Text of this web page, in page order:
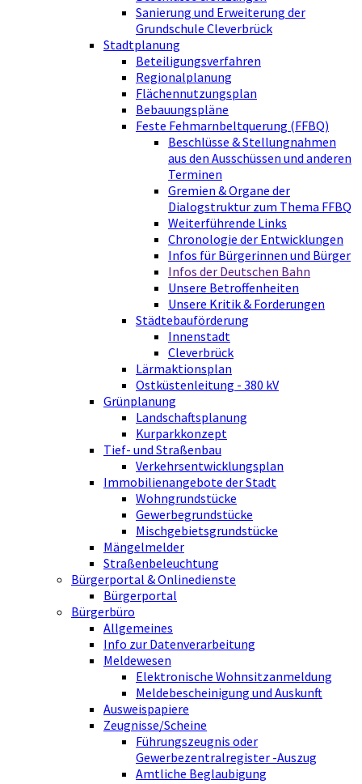
Sanierung und Erweiterung der
Grundschule Cleverbrück
Stadtplanung
Beteiligungsverfahren
Regionalplanung
Flächennutzungsplan
Bebauungspläne
Feste Fehmarnbeltquerung (FFBQ)
Beschlüsse & Stellungnahmen
aus den Ausschüssen und anderen
Terminen
Gremien & Organe der
Dialogstruktur zum Thema FFBQ
Weiterführende Links
Chronologie der Entwicklungen
Infos für Bürgerinnen und Bürger
Infos der Deutschen Bahn
Unsere Betroffenheiten
Unsere Kritik & Forderungen
Städtebauförderung
Innenstadt
Cleverbrück
Lärmaktionsplan
Ostküstenleitung - 380 kV
Grünplanung
Landschaftsplanung
Kurparkkonzept
Tief- und Straßenbau
Verkehrsentwicklungsplan
Immobilienangebote der Stadt
Wohngrundstücke
Gewerbegrundstücke
Mischgebietsgrundstücke
Mängelmelder
Straßenbeleuchtung
Bürgerportal & Onlinedienste
Bürgerportal
Bürgerbüro
Allgemeines
Info zur Datenverarbeitung
Meldewesen
Elektronische Wohnsitzanmeldung
Meldebescheinigung und Auskunft
Ausweispapiere
Zeugnisse/Scheine
Führungszeugnis oder
Gewerbezentralregister -Auszug
Amtliche Beglaubigung